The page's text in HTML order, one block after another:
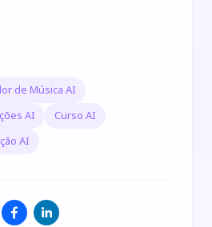
de Música AI
AI
Curso AI
AI